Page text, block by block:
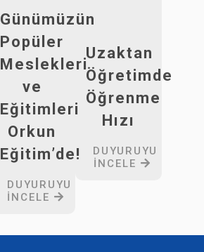
Günümüzün
Popüler
Meslekleri
ve
Eğitimleri
Orkun
Eğitim’de!
DUYURUYU
İNCELE
Uzaktan
Öğretimde
Öğrenme
Hızı
DUYURUYU
İNCELE